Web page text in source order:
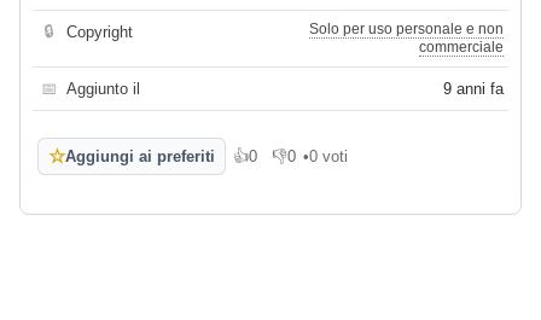
🔒 Copyright
Solo per uso personale e non
commerciale
📅 Aggiunto il 9 anni fa
☆Aggiungi ai preferiti 👍0
Mi piace
👎0
Non mi piace
•0 voti